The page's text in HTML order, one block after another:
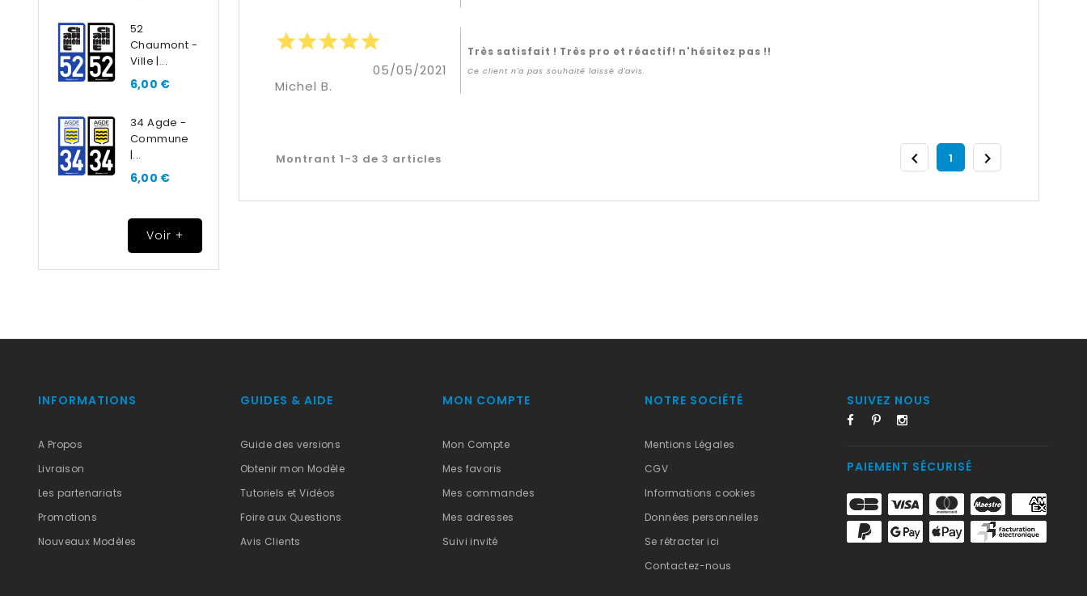
52
Chaumont -
Ville |...
6,00 €
34 Agde -
Commune
|...
6,00 €
Voir +
starstarstarstarstar
05/05/2021
Michel B.
Très satisfait ! Très pro et réactif! n'hésitez pas !!
Ce client n'a pas souhaité laissé d'avis.
Montrant 1-3 de 3 articles  1 
INFORMATIONS
A Propos
Livraison
Les partenariats
Promotions
Nouveaux Modèles
GUIDES & AIDE
Guide des versions
Obtenir mon Modèle
Tutoriels et Vidéos
Foire aux Questions
Avis Clients
MON COMPTE
Mon Compte
Mes favoris
Mes commandes
Mes adresses
Suivi invité
NOTRE SOCIÉTÉ
Mentions Légales
CGV
Informations cookies
Données personnelles
Se rétracter ici
Contactez-nous
SUIVEZ NOUS
PAIEMENT SÉCURISÉ